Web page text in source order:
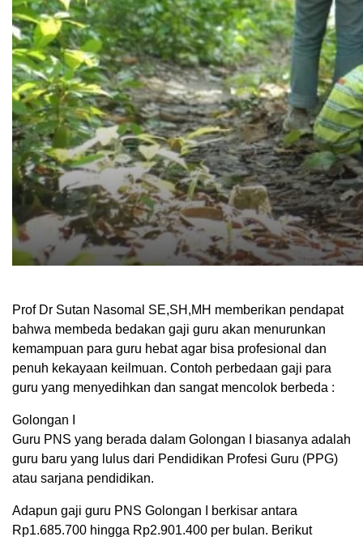
Prof Dr Sutan Nasomal SE,SH,MH memberikan pendapat
bahwa membeda bedakan gaji guru akan menurunkan
kemampuan para guru hebat agar bisa profesional dan
penuh kekayaan keilmuan. Contoh perbedaan gaji para
guru yang menyedihkan dan sangat mencolok berbeda :
Golongan I
Guru PNS yang berada dalam Golongan I biasanya adalah
guru baru yang lulus dari Pendidikan Profesi Guru (PPG)
atau sarjana pendidikan.
Adapun gaji guru PNS Golongan I berkisar antara
Rp1.685.700 hingga Rp2.901.400 per bulan. Berikut